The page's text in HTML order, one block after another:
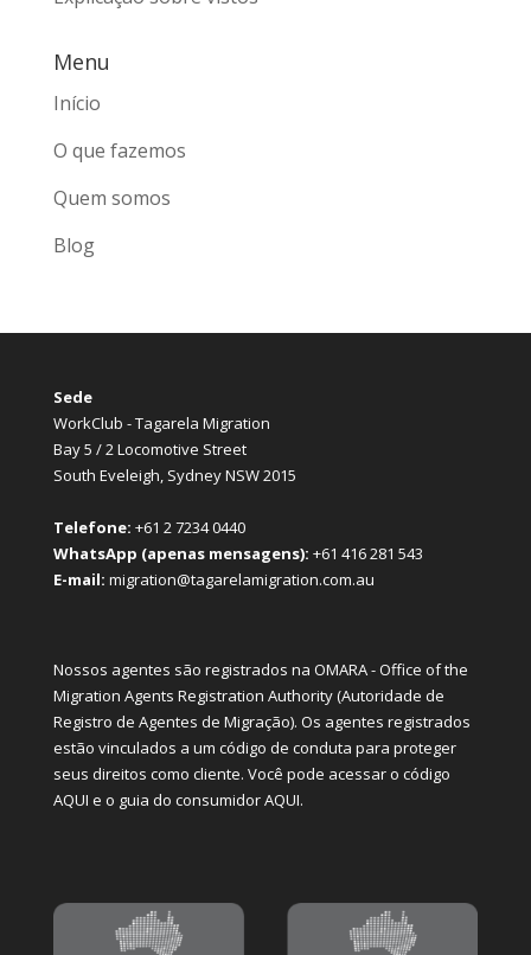
Menu
Início
O que fazemos
Quem somos
Blog
Sede
WorkClub - Tagarela Migration
Bay 5 / 2 Locomotive Street
South Eveleigh, Sydney NSW 2015
Telefone: +61 2 7234 0440
WhatsApp (apenas mensagens): +61 416 281 543
E-mail: migration@tagarelamigration.com.au
Nossos agentes são registrados na OMARA - Office of the
Migration Agents Registration Authority (Autoridade de
Registro de Agentes de Migração). Os agentes registrados
estão vinculados a um código de conduta para proteger
seus direitos como cliente. Você pode acessar o código
AQUI e o guia do consumidorAQUI.